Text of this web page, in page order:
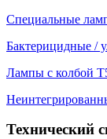
Специальные
Бактерицидные /
Лампы с колбой
Технический